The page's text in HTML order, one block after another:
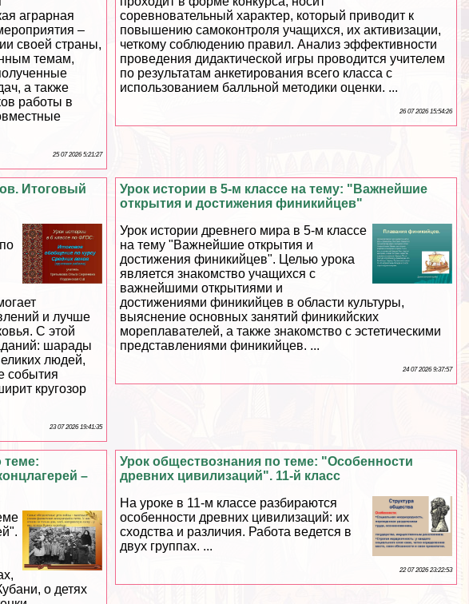
соревновательный хаpaктер, который приводит к
повышению самоконтроля учащихся, их активизации,
четкому соблюдению правил. Анализ эффективности
проведения дидактической игры проводится учителем
по результатам анкетирования всего класса с
использованием балльной методики оценки. ...
26 07 2026 15:54:26
аграрная
–
своей страны,
темам,
а также
работы в
25 07 2026 5:21:27
Урок истории в 5-м классе на тему: "Важнейшие
открытия и достижения финикийцев"
Урок истории древнего мира в 5-м классе
на тему "Важнейшие открытия и
достижения финикийцев". Целью урока
является знакомство учащихся с
важнейшими открытиями и
достижениями финикийцев в области культуры,
выяснение основных занятий финикийских
мореплавателей, а также знакомство с эстетическими
представлениями финикийцев. ...
24 07 2026 9:37:57
Итоговый
и лучше
С этой
шарады
людей,
события
кругозор
23 07 2026 19:41:35
Урок обществознания по теме: "Особенности
древних цивилизаций". 11-й класс
На уроке в 11-м классе разбираются
особенности древних цивилизаций: их
сходства и различия. Работа ведется в
двух группах. ...
22 07 2026 23:22:53
теме:
–
о детях